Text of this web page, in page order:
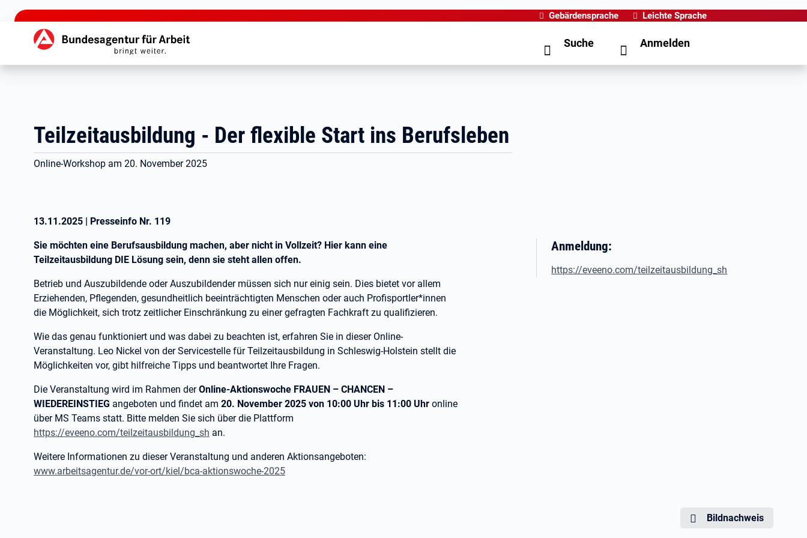
zu den Hauptinhalten springen
Gebärdensprache Leichte Sprache
Hauptnavigation Suche Anmelden
Teilzeitausbildung - Der flexible Start ins Berufsleben
Online-Workshop am 20. November 2025
13.11.2025 | Presseinfo Nr. 119
Sie möchten eine Berufsausbildung machen, aber nicht in Vollzeit? Hier kann eine
Teilzeitausbildung DIE Lösung sein, denn sie steht allen offen.
Betrieb und Auszubildende oder Auszubildender müssen sich nur einig sein. Dies bietet vor allem
Erziehenden, Pflegenden, gesundheitlich beeinträchtigten Menschen oder auch Profisportler*innen
die Möglichkeit, sich trotz zeitlicher Einschränkung zu einer gefragten Fachkraft zu qualifizieren.
Wie das genau funktioniert und was dabei zu beachten ist, erfahren Sie in dieser Online-
Veranstaltung. Leo Nickel von der Servicestelle für Teilzeitausbildung in Schleswig-Holstein stellt die
Möglichkeiten vor, gibt hilfreiche Tipps und beantwortet Ihre Fragen.
Die Veranstaltung wird im Rahmen derOnline-Aktionswoche FRAUEN – CHANCEN –
WIEDEREINSTIEG angeboten und findet am 20. November 2025 von 10:00 Uhr bis 11:00 Uhr online
über MS Teams statt. Bitte melden Sie sich über die Plattform
https://eveeno.com/teilzeitausbildung_sh an.
Weitere Informationen zu dieser Veranstaltung und anderen Aktionsangeboten:
www.arbeitsagentur.de/vor-ort/kiel/bca-aktionswoche-2025
Anmeldung:
https://eveeno.com/teilzeitausbildung_sh
Bildnachweis